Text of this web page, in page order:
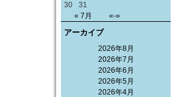
« 7月 «-»
30
31
アーカイブ
2026年8月
2026年7月
2026年6月
2026年5月
2026年4月